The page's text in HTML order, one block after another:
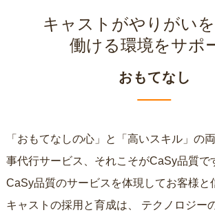
キャストがやりがい
働ける環境をサポ
おもてなし
「おもてなしの心」と「高いスキル」の
事代行サービス、それこそがCaSy品質で
CaSy品質のサービスを体現してお客様と
キャストの採用と育成は、